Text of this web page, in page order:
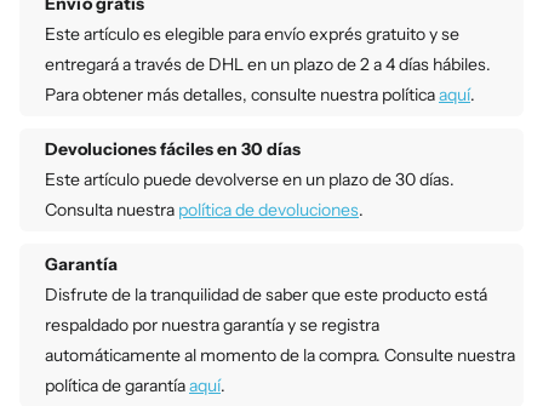
Este artículo es elegible para envío exprés gratuito y se
entregará a través de DHL en un plazo de 2 a 4 días hábiles.
Para obtener más detalles, consulte nuestra políticaaquí.
Devoluciones fáciles en 30 días
Este artículo puede devolverse en un plazo de 30 días.
Consulta nuestra política de devoluciones.
Garantía
Disfrute de la tranquilidad de saber que este producto está
respaldado por nuestra garantía y se registra
automáticamente al momento de la compra. Consulte nuestra
política de garantíaaquí.